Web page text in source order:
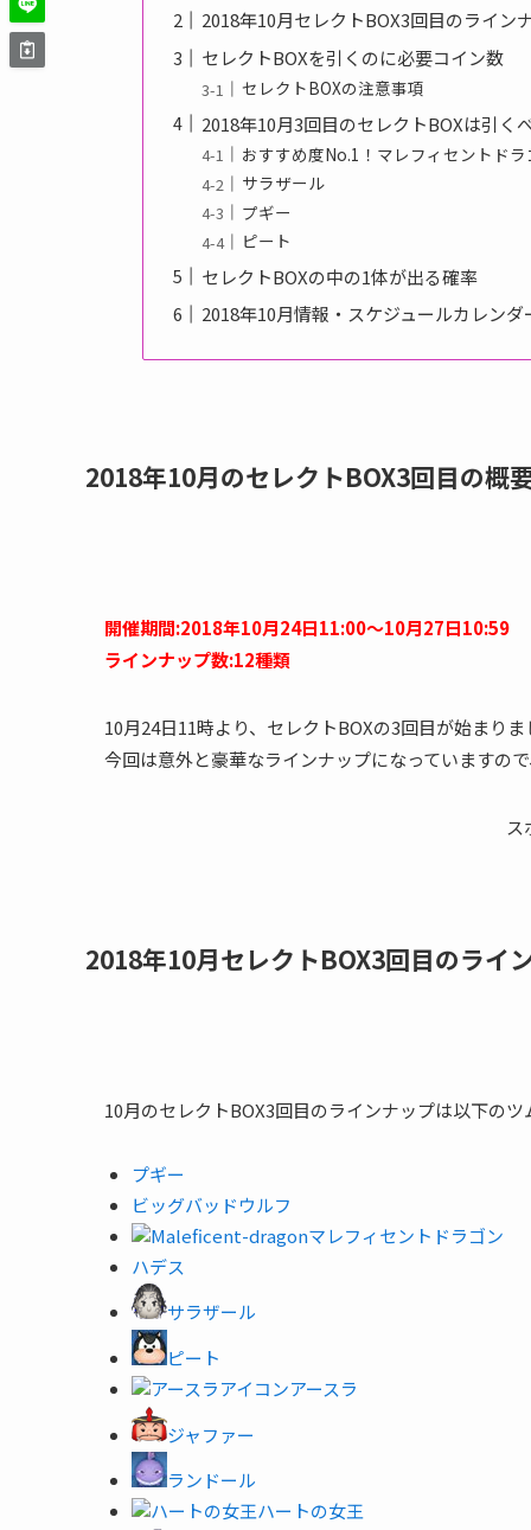
2018年10月セレクトBOX3回目のライン
セレクトBOXを引くのに必要コイン数
セレクトBOXの注意事項
2018年10月3回目のセレクトBOXは引く
おすすめ度No.1！マレフィセントドラ
サラザール
プギー
ピート
セレクトBOXの中の1体が出る確率
2018年10月情報・スケジュールカレンダ
2018年10月のセレクトBOX3回目の概
開催期間:2018年10月24日11:00～10月27日10:59
ラインナップ数:12種類
10月24日11時より、セレクトBOXの3回目が始まりま
今回は意外と豪華なラインナップになっていますの
ス
2018年10月セレクトBOX3回目のライ
10月のセレクトBOX3回目のラインナップは以下のツ
プギー
ビッグバッドウルフ
マレフィセントドラゴン
ハデス
サラザール
ピート
アースラ
ジャファー
ランドール
ハートの女王